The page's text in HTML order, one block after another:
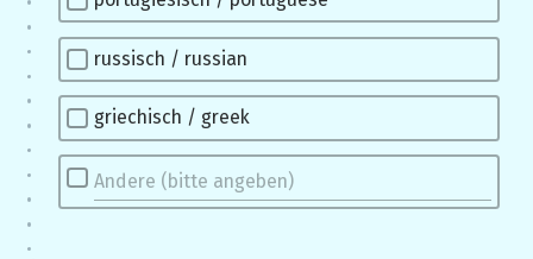
russisch / russian
griechisch / greek